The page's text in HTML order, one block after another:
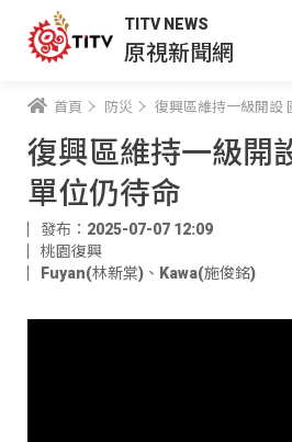
TITV NEWS
原視新聞網
首頁 防災 復興區維持一級開設
復興區維持一級開
單位仍待命
發布：2025-07-07 12:09
桃園復興
Fuyan(林新棠) 、 Kawa(施俊銘)